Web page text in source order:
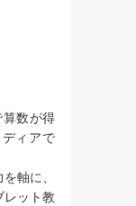
算数が得
ィアで
軸に、
レット教